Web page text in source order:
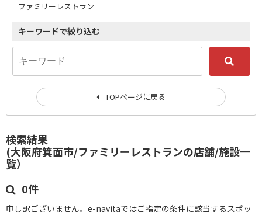
検索結果
(大阪府箕面市/ファミリーレストランの店舗/施設一
覧）
0件
申し訳ございません。e-navitaではご指定の条件に該当するスポッ
ファミリーレストラン
キーワードで絞り込む
TOPページに戻る